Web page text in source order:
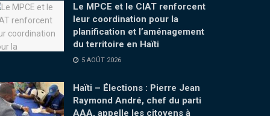
Le MPCE et le CIAT renforcent
leur coordination pour la
planification et l’aménagement
du territoire en Haïti
5 AOÛT 2026
Haïti – Élections : Pierre Jean
Raymond André, chef du parti
AAA, appelle les citoyens à